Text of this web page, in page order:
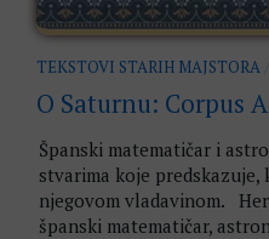
TEKSTOVI STARIH MAJSTORA
O Saturnu: Corpus
Španski matematičar i
stvarima koje
njegovom vladavinom.
španski matematičar,